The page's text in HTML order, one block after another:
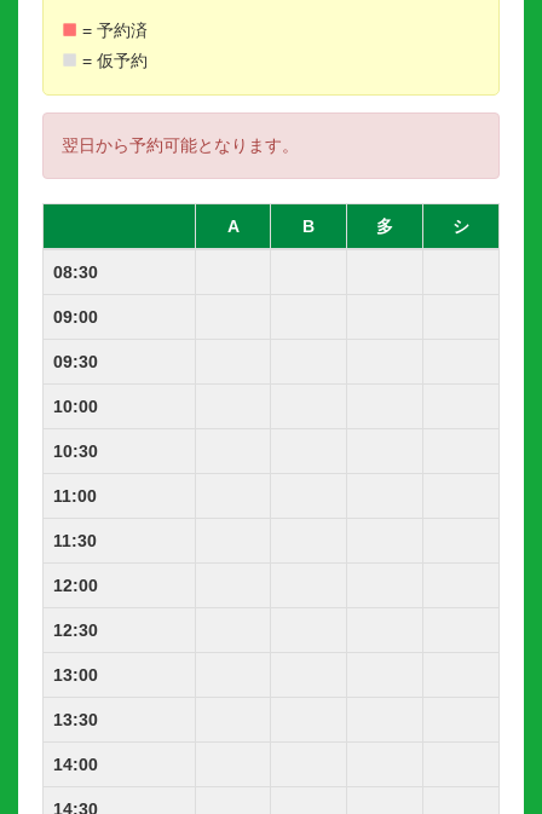
= 予約済
= 仮予約
翌日から予約可能となります。
A B 多 シ
08:30
09:00
09:30
10:00
10:30
11:00
11:30
12:00
12:30
13:00
13:30
14:00
14:30